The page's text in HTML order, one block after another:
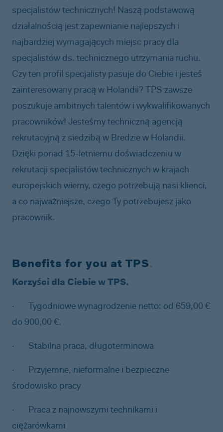
specjalistów technicznych! Naszą podstawową
działalnością jest zapewnianie najlepszych i
najbardziej wymagających miejsc pracy dla
specjalistów ds. technicznego utrzymania ruchu.
Czy ten profil specjalisty pasuje do Ciebie i jesteś
zainteresowany pracą w Holandii? TPS zawsze
poszukuje ambitnych talentów i wykwalifikowanych
pracowników! Jesteśmy techniczną agencją
rekrutacyjną z siedzibą w Bredzie w Holandii.
Dzięki ponad 15-letniemu doświadczeniu w
rekrutacji specjalistów technicznych w krajach
europejskich wiemy, czego potrzebują nasi klienci,
a co najważniejsze, czego Ty potrzebujesz jako
pracownik.
Benefits for you at TPS.
Korzyści dla Ciebie w TPS.
·
Tygodniowe wynagrodzenie netto: od 659,00 €
do 900,00 €.
· Stabilna praca, długoterminowa
·
Przyjemne, nieformalne i bezpieczne
środowisko pracy
·
Praca z najnowszymi technikami i
ciężarówkami